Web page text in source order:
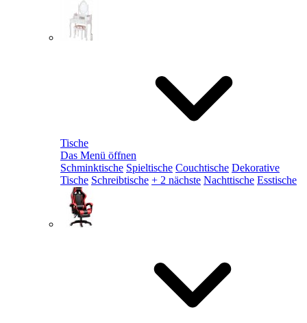
Tische
Das Menü öffnen
Schminktische Spieltische Couchtische Dekorative
Tische Schreibtische + 2 nächste Nachttische Esstische